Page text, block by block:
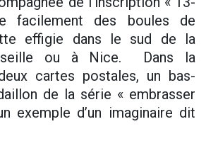
facilement des boules de
effigie dans le sud de la
ou à Nice. Dans la
cartes postales, un bas-
de la série « embrasser
exemple d’un imaginaire dit